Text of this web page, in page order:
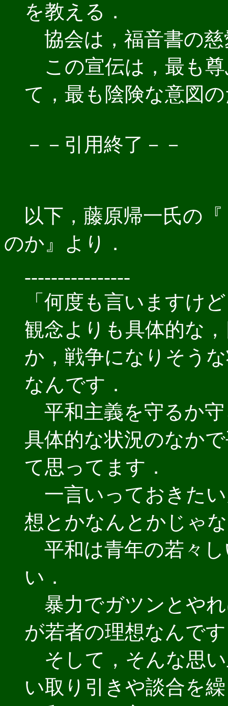
を教える．
協会は，福音書の慈
この宣伝は，最も
て，最も陰険な意図
－－引用終了－－
以下，藤原帰一氏の『
のか』より．
----------------
「何度も言いますけ
観念よりも具体的な
か，戦争になりそう
なんです．
平和主義を守るか
具体的な状況のなか
て思ってます．
一言いっておきた
想とかなんとかじゃ
平和は青年の若々
い．
暴力でガツンとや
が若者の理想なんで
そして，そんな思
い取り引きや談合を